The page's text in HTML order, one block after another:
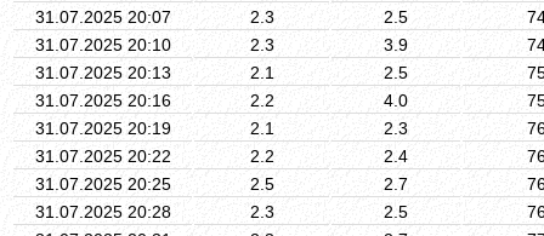
31.07.2025 20:07
2.3 2.5
31.07.2025 20:10
2.3 3.9
31.07.2025 20:13
2.1 2.5
31.07.2025 20:16
2.2 4.0
31.07.2025 20:19
2.1 2.3
31.07.2025 20:22
2.2 2.4
31.07.2025 20:25
2.5 2.7
31.07.2025 20:28
2.3 2.5